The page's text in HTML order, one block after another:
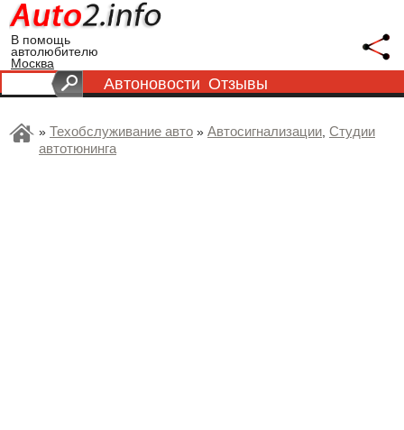
В помощь
автолюбителю
Москва
Автоновости Отзывы
» Техобслуживание авто » Автосигнализации, Студии
автотюнинга